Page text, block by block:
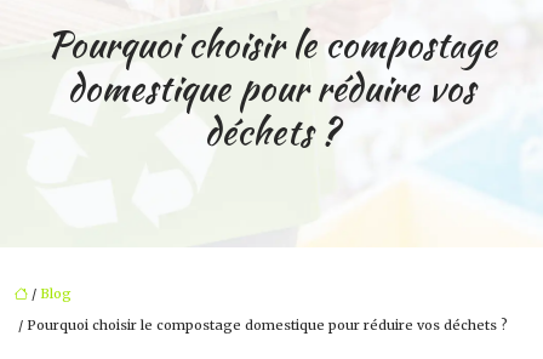
Pourquoi choisir le compostage
domestique pour réduire vos
déchets ?
/ Blog
/ Pourquoi choisir le compostage domestique pour réduire vos déchets ?